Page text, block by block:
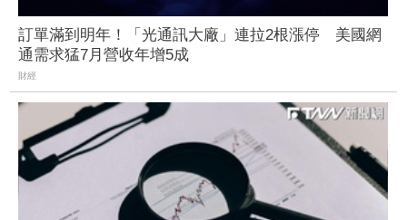
訂單滿到明年！「光通訊大廠」連拉2根漲停 美國網
通需求猛7月營收年增5成
財經